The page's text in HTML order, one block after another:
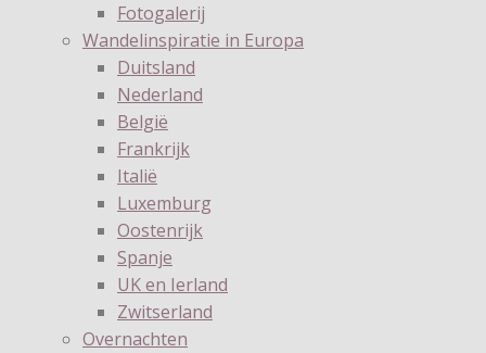
Fotogalerij
Wandelinspiratie in Europa
Duitsland
Nederland
België
Frankrijk
Italië
Luxemburg
Oostenrijk
Spanje
UK en Ierland
Zwitserland
Overnachten